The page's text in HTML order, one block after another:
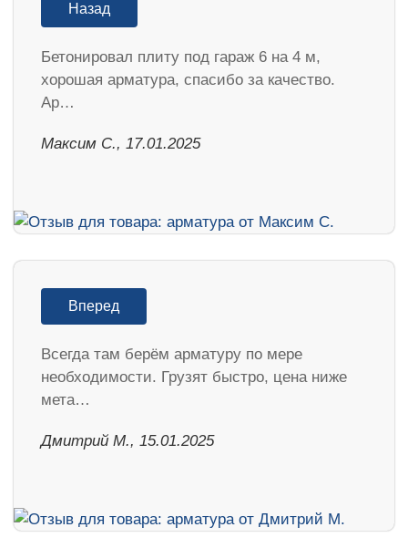
Назад
Бетонировал плиту под гараж 6 на 4 м,
хорошая арматура, спасибо за качество.
Ар…
Максим С., 17.01.2025
Вперед
Всегда там берём арматуру по мере
необходимости. Грузят быстро, цена ниже
мета…
Дмитрий М., 15.01.2025